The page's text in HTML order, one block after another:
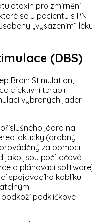
pro zmírnění
se u pacientu s PN
„vysazením“
(DBS)
Brain Stimulation,
efektivní terapii
vybraných jader
jádra na
(drobný
za pomoci
jako jsou počítačová
a plánovací
spojovacího kablíku
podklíčkové